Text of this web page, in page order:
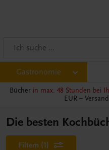
Gastronomie
Bücher in max. 48 Stunden bei
EUR –
Die besten
Filtern (1)